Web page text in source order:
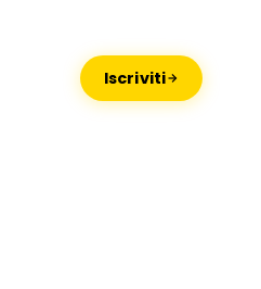
Iscriviti